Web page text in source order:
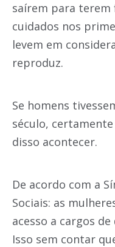
saírem para terem
cuidados nos
levem em
reproduz.
Se homens
século,
disso acontecer.
De acordo com a
Sociais: as
acesso a cargos
Isso sem contar